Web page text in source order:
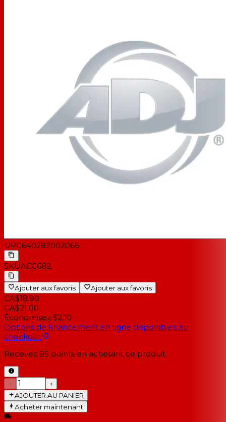
UPC640282002066
SKUACC682
Ajouter aux favoris Ajouter aux favoris
CA$18.90
CA$21.00
Économisez $2.10
Options de financement en ligne disponibles au
checkout
Recevez 95 points en achetant ce produit
−
+
AJOUTER AU PANIER
Acheter maintenant